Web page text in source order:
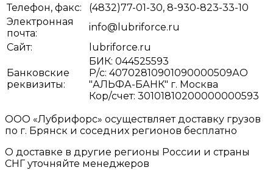
Телефон, факс:
(4832)77-01-30, 8-930-823-33-10
Электронная
почта:
info@lubriforce.ru
Сайт:
lubriforce.ru
Банковские
реквизиты:
БИК: 044525593
Р/с: 40702810901090000509АО
"АЛЬФА-БАНК" г. Москва
Кор/счет: 30101810200000000593
ООО «Лубрифорс» осуществляет доставку грузов
по г. Брянск и соседних регионов бесплатно
О доставке в другие регионы России и страны
СНГ уточняйте менеджеров